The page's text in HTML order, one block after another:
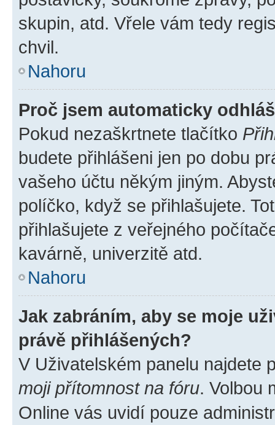
skupin, atd. Vřele vám tedy
chvil.
Nahoru
Proč jsem automaticky
Pokud nezaškrtnete tlačítko
budete přihlášeni jen po dobu
vašeho účtu někým jiným.
políčko, když se přihlašujete.
přihlašujete z veřejného
kavárně, univerzitě atd.
Nahoru
Jak zabráním, aby se moje
právě přihlášených?
V Uživatelském panelu najdete
moji přítomnost na fóru. Volbou
Online vás uvidí pouze